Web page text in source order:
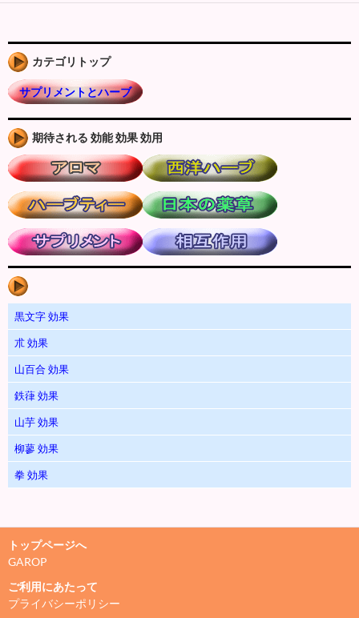
カテゴリトップ
サプリメントとハーブ
期待される 効能 効果 効用
黒文字 効果
朮 効果
山百合 効果
鉄葎 効果
山芋 効果
柳蓼 効果
拳 効果
トップページへ
GAROP
ご利用にあたって
プライバシーポリシー